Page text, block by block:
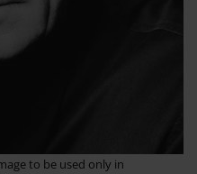
to be used only in